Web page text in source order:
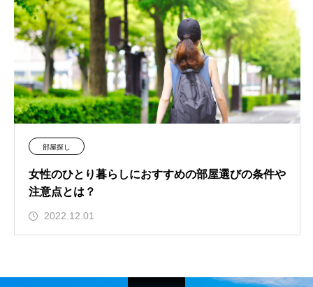
部屋探し
女性のひとり暮らしにおすすめの部屋選びの条件や
注意点とは？
2022.12.01